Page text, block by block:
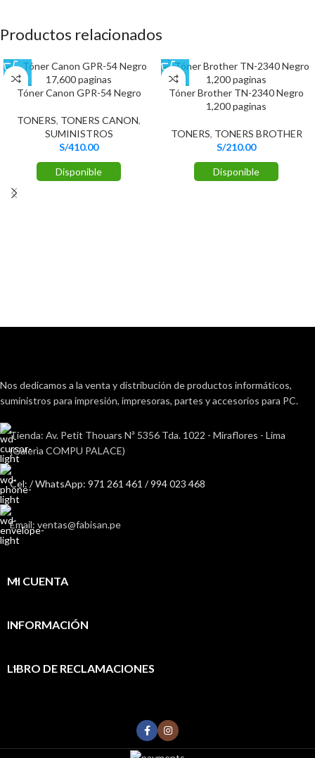
Productos relacionados
Tóner Canon GPR-54 Negro
TONERS, TONERS CANON,
SUMINISTROS
S/410.00
Disponible
Tóner Brother TN-2340 Negro
1,200 paginas
TONERS, TONERS BROTHER
S/210.00
Disponible
Nos dedicamos a la venta y distribución de productos informáticos,
suministros para impresión, impresoras, partes y accesorios para PC.
Tienda: Av. Petit Thouars Nª 5356 Tda. 1022 - Miraflores - Lima
(Galerìa COMPU PALACE)
Cel: / WhatsApp: 971 261 461 / 994 023 468
Email: ventas@fabisan.pe
MI CUENTA
INFORMACIÓN
LIBRO DE RECLAMACIONES